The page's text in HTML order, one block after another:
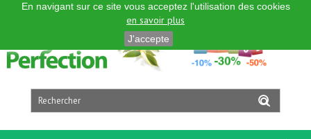
FRANÇAIS
En navigant sur ce site vous acceptez l'utilisation des cookies
en savoir plus
J'accepte